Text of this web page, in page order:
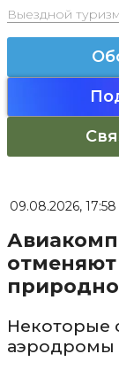
Выездной туризм
09.08.2026, 17:58
Некоторые
аэродромы